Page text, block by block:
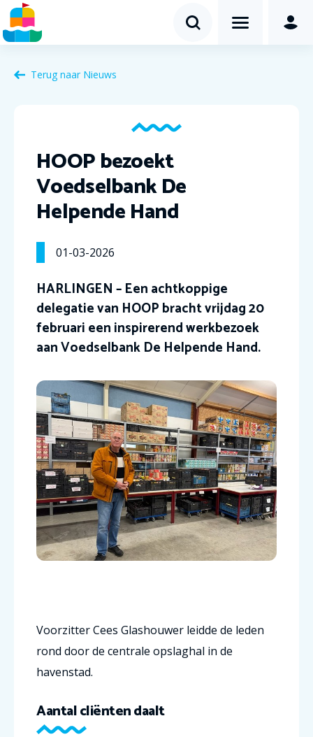
Terug naar Nieuws
HOOP bezoekt
Voedselbank De
Helpende Hand
01-03-2026
HARLINGEN – Een achtkoppige
delegatie van HOOP bracht vrijdag 20
februari een inspirerend werkbezoek
aan Voedselbank De Helpende Hand.
Voorzitter Cees Glashouwer leidde de leden
rond door de centrale opslaghal in de
havenstad.
Aantal cliënten daalt